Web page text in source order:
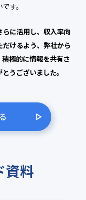
す。
らに活用し、収入率向
だけるよう、弊社から
極的に情報を共有さ
うございました。
資料